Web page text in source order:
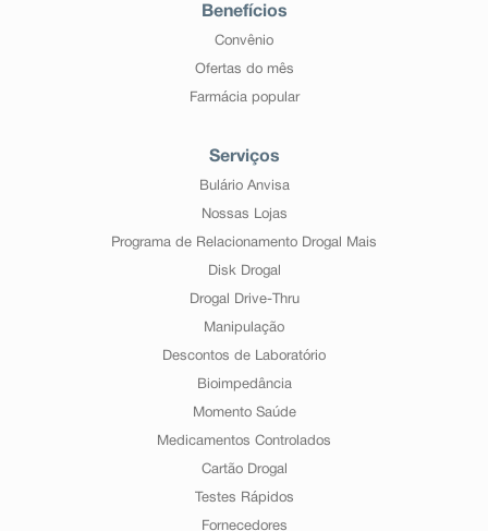
Benefícios
Convênio
Ofertas do mês
Farmácia popular
Serviços
Bulário Anvisa
Nossas Lojas
Programa de Relacionamento Drogal Mais
Disk Drogal
Drogal Drive-Thru
Manipulação
Descontos de Laboratório
Bioimpedância
Momento Saúde
Medicamentos Controlados
Cartão Drogal
Testes Rápidos
Fornecedores